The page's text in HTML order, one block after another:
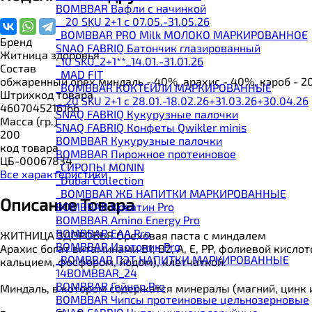
BOMBBAR Вафли с начинкой
__20 SKU 2+1 с 07.05.-31.05.26
_BOMBBAR PRO Milk МОЛОКО МАРКИРОВАННОЕ
SNAQ FABRIQ Батончик глазированный
_10 SKU_2+1**_14.01.-31.01.26
_MAD FIT
_BOMBBAR КОКТЕЙЛИ МАРКИРОВАННЫЕ
__20 SKU 2+1 с 28.01.-18.02.26+31.03.26+30.04.26
SNAQ FABRIQ Кукурузные палочки
SNAQ FABRIQ Конфеты Qwikler minis
BOMBBAR Кукурузные палочки
BOMBBAR Пирожное протеиновое
_CИРОПЫ MONIN
_Dubai Collection
_BOMBBAR ЖБ НАПИТКИ МАРКИРОВАННЫЕ
BOMBBAR Креатин Pro
BOMBBAR Amino Energy Pro
BOMBBAR EAA Pro
BOMBBAR Изотоник Pro
_BOMBBAR ПЭТ НАПИТКИ МАРКИРОВАННЫЕ
14BOMBBAR_24
BOMBBAR Гейнер Pro
BOMBBAR Чипсы протеиновые цельнозерновые
Бренд
Житница здоровья
Состав
обжаренный орех миндаль - 40%, арахис - 40%, кэроб -
Штрихкод товара
4607045216166
Масса (гр.)
200
код товара
ЦБ-00067834
Все характеристики
Описание Товара
ЖИТНИЦА ЗДОРОВЬЯ Ореховая паста с миндалем
Арахис богат витаминами В1, В2, А, Е, РР, фолиевой
кальцием, фосфором, йодом), клетчаткой.
Миндаль, в котором содержатся минералы (магний,